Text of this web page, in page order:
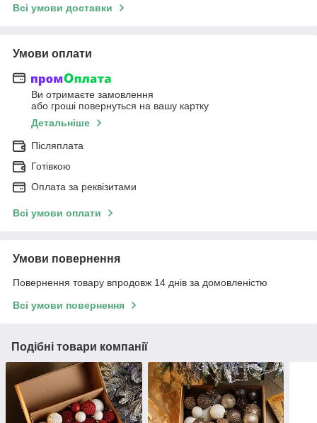
Всі умови доставки
Умови оплати
Ви отримаєте замовлення
або гроші повернуться на вашу картку
Детальніше
Післяплата
Готівкою
Оплата за реквізитами
Всі умови оплати
Умови повернення
Повернення товару впродовж 14 днів за домовленістю
Всі умови повернення
Подібні товари компанії